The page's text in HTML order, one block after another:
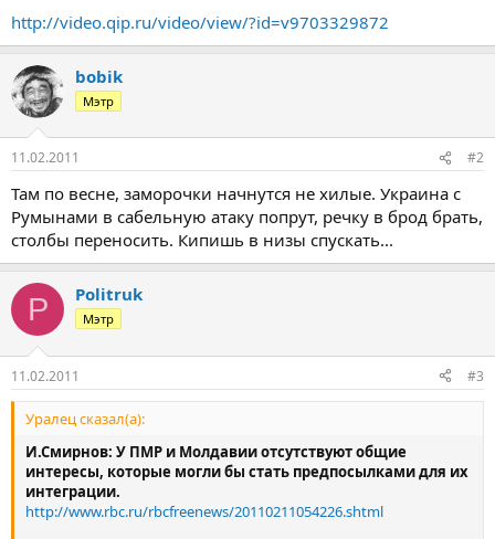
http://video.qip.ru/video/view/?id=v9703329872
bobik
Мэтр
11.02.2011 #2
Там по весне, заморочки начнутся не хилые. Украина с
Румынами в сабельную атаку попрут, речку в брод брать,
столбы переносить. Кипишь в низы спускать...
P Politruk
Мэтр
11.02.2011 #3
Уралец сказал(а):
И.Смирнов: У ПМР и Молдавии отсутствуют общие
интересы, которые могли бы стать предпосылками для их
интеграции.
http://www.rbc.ru/rbcfreenews/20110211054226.shtml